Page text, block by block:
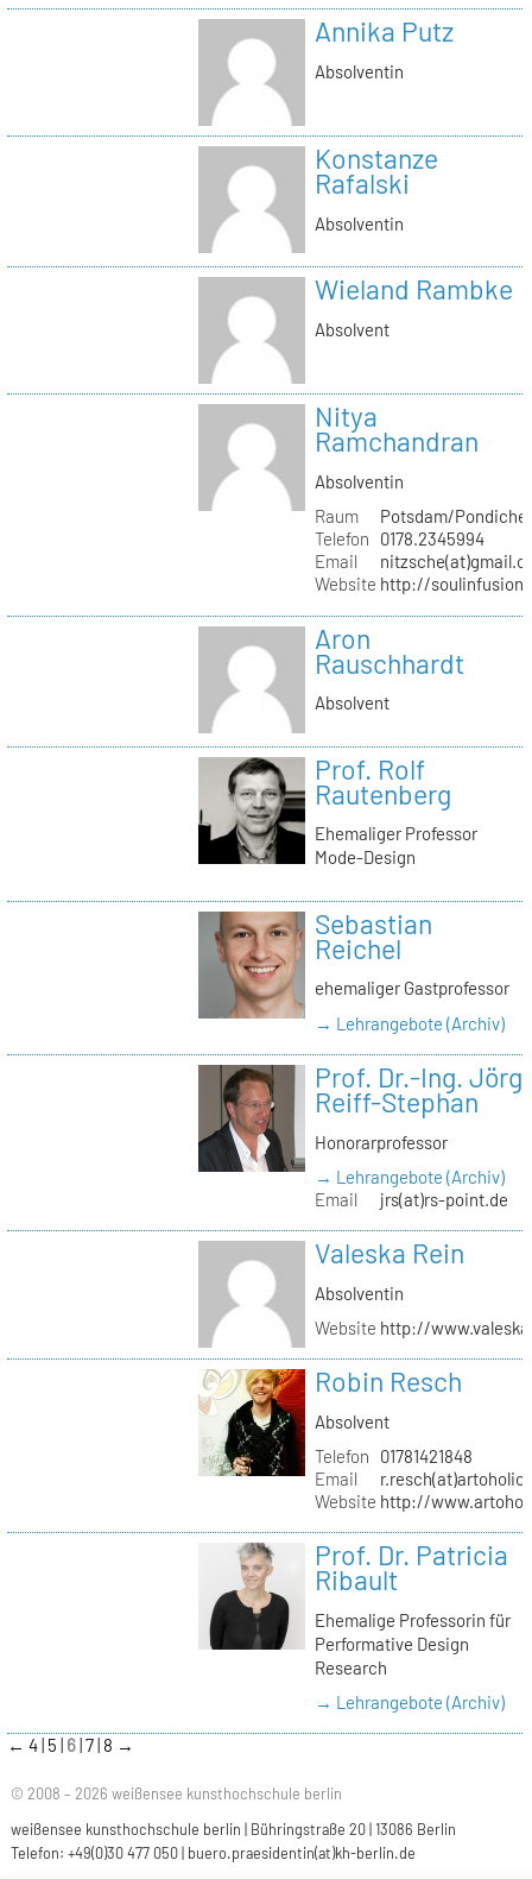
Annika Putz
Absolventin
Konstanze
Rafalski
Absolventin
Wieland Rambke
Absolvent
Nitya
Ramchandran
Absolventin
Raum
Potsdam/
Telefon
0178.2345994
Email
Website http://
Aron
Rauschhardt
Absolvent
Prof. Rolf
Rautenberg
Ehemaliger Professor
Mode-Design
Sebastian
Reichel
ehemaliger Gastprofessor
→ Lehrangebote (Archiv)
Prof. Dr.-Ing. Jörg
Reiff-Stephan
Honorarprofessor
→ Lehrangebote (Archiv)
Email
jrs(at)rs-point.de
Valeska Rein
Absolventin
Website http://
Robin Resch
Absolvent
Telefon
01781421848
Email
Website http://
Prof. Dr. Patricia
Ribault
Ehemalige Professorin für
Performative Design
Research
→ Lehrangebote (Archiv)
← 4 5 6 7 8 →
© 2008 – 2026 weißensee kunsthochschule berlin
weißensee kunsthochschule berlin | Bühringstraße 20 | 13086 Berlin
Telefon: +49(0)30 477 050 | buero.praesidentin(at)kh-berlin.de